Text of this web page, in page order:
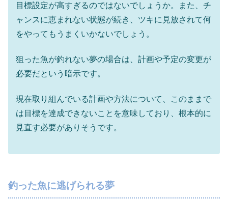
目標設定が高すぎるのではないでしょうか。また、チ
ャンスに恵まれない状態が続き、ツキに見放されて何
をやってもうまくいかないでしょう。
狙った魚が釣れない夢の場合は、計画や予定の変更が
必要だという暗示です。
現在取り組んでいる計画や方法について、このままで
は目標を達成できないことを意味しており、根本的に
見直す必要がありそうです。
釣った魚に逃げられる夢